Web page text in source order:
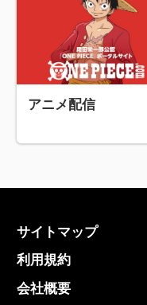
アニメ配信
サイトマップ
利用規約
会社概要